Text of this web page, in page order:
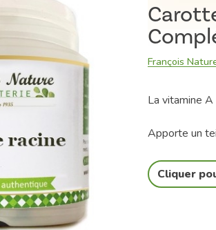
François
La vitamine
Apporte un
Cliquer